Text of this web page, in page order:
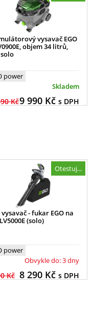
vysavač EGO
objem 34 litrů,
power
Skladem
Kč9 990Kč s DPH
Otestuj...
vysavač - fukar EGO na
(solo)
power
Obvykle do: 3 dny
Kč 8 290Kč s DPH